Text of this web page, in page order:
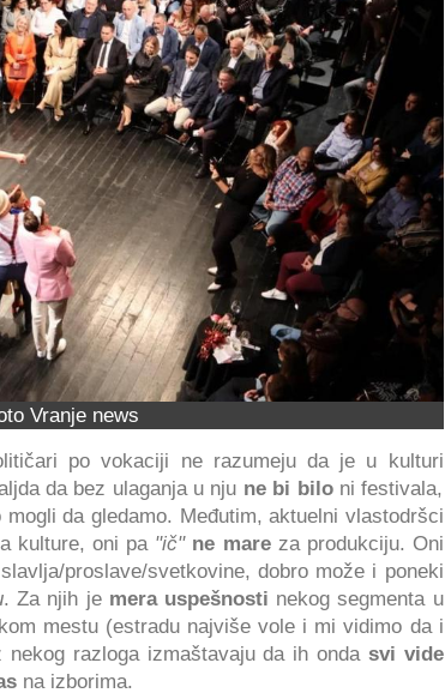
Vranje news
po vokaciji ne razumeju da je u kulturi
da bez ulaganja u nju ne bi biloni festivala,
da gledamo. Međutim, aktuelni vlastodršci
kulture, oni pa "ič" ne mareza produkciju. Oni
proslave/svetkovine, dobro može i poneki
. Za njih je mera uspešnosti nekog segmenta u
mestu (estradu najviše vole i mi vidimo da i
razloga izmaštavaju da ih onda svi vide
na izborima.